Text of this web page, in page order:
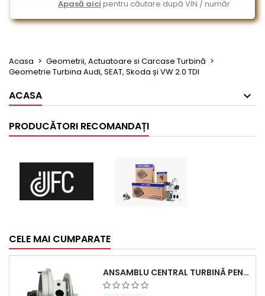
Apasă aici pentru căutare după VIN / număr
Acasa
Geometrii, Actuatoare si Carcase Turbină
Geometrie Turbina Audi, SEAT, Skoda și VW 2.0 TDI
ACASA
PRODUCĂTORI RECOMANDAȚI
CELE MAI CUMPARATE
ANSAMBLU CENTRAL TURBINĂ PENTRU BMW SERIA 3, SERIA 5 ȘI X3 - PERFORMANȚĂ ȘI FIABILITATE